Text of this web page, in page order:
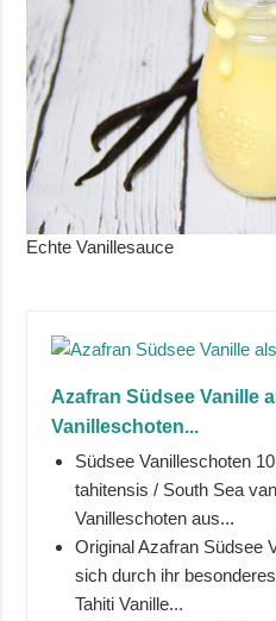
Echte Vanillesauce
Azafran Südsee Vanille
Vanilleschoten...
Südsee Vanilleschoten
tahitensis / South Sea
Vanilleschoten aus...
Original Azafran Südsee
sich durch ihr
Tahiti Vanille...